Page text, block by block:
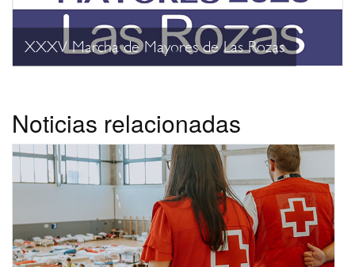
XXXV Marcha de Mayores de Las Rozas
Noticias relacionadas